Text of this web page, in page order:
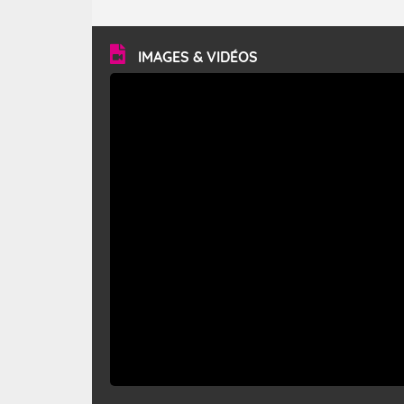
vitesse moyenne de 50 km/h et atteindre 80 à 100 km/h
en rafales, parfois davantage. Il parcourt la basse vallée
du Rhône et la Provence et envahit le littoral
méditerranéen à partir de la Camargue.
IMAGES & VIDÉOS